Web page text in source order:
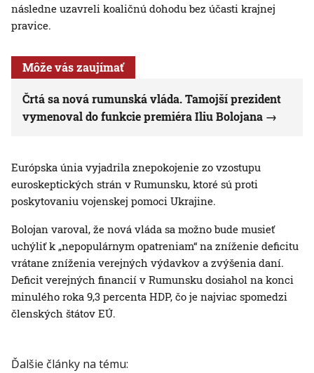
následne uzavreli koaličnú dohodu bez účasti krajnej
pravice.
Môže vás zaujímať
Črtá sa nová rumunská vláda. Tamojší prezident
vymenoval do funkcie premiéra Iliu Bolojana
Európska únia vyjadrila znepokojenie zo vzostupu
euroskeptických strán v Rumunsku, ktoré sú proti
poskytovaniu vojenskej pomoci Ukrajine.
Bolojan varoval, že nová vláda sa možno bude musieť
uchýliť k „nepopulárnym opatreniam“ na zníženie deficitu
vrátane zníženia verejných výdavkov a zvýšenia daní.
Deficit verejných financií v Rumunsku dosiahol na konci
minulého roka 9,3 percenta HDP, čo je najviac spomedzi
členských štátov EÚ.
Ďalšie články na tému: